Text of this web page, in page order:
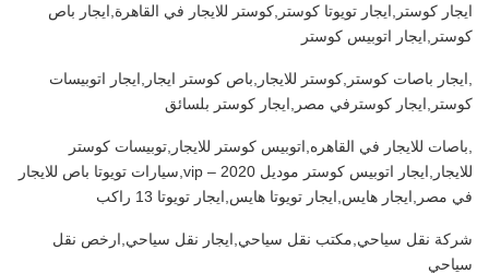
ايجار كوستر,ايجار تويوتا كوستر,كوستر للايجار في القاهرة,ايجار باص
كوستر,ايجار اتوبيس كوستر
,ايجار باصات كوستر,كوستر للايجار,باص كوستر ايجار,ايجار اتوبيسات
كوستر,ايجار كوسترفي مصر,ايجار كوستر بلسائق
,باصات للايجار في القاهره,اتوبيس كوستر للايجار,توبيسات كوستر
للايجار,ايجار اتوبيس كوستر موديل 2020 – vip,سيارات تويوتا باص للايجار
في مصر,ايجار هايس,ايجار تويوتا هايس,ايجار تويوتا 13 راكب
شركة نقل سياحي,مكتب نقل سياحي,ايجار نقل سياحي,ارخص نقل
سياحي